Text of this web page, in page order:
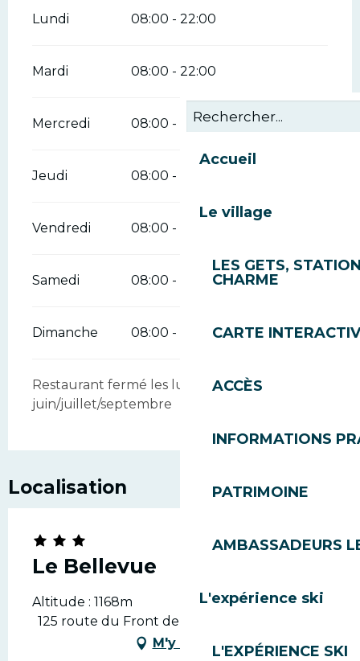
Accueil
Le village
LES GETS,
CHARME
CARTE
ACCÈS
INFORMATIONS
PATRIMOINE
AMBASSADEURS
L'expérience ski
L'EXPÉRIENCE SKI
Lundi 08:00 - 22:00
Mardi 08:00 - 22:00
Mercredi 08:00 - 22:00
Jeudi 08:00 - 22:00
Vendredi 08:00 - 22:00
Samedi 08:00 - 22:00
Dimanche 08:00 - 22:00
Restaurant fermé les lundi et mardi soir en
juin/juillet/septembre
Localisation
Le Bellevue
Altitude : 1168m
125 route du Front de Neige, 74260 Les Gets
M'y rendre